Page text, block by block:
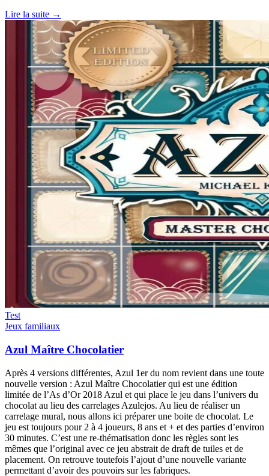
Lire la suite →
Test
Jeux familiaux
Azul Maître Chocolatier
Après 4 versions différentes, Azul 1er du nom revient dans une toute
nouvelle version : Azul Maître Chocolatier qui est une édition
limitée de l’As d’Or 2018 Azul et qui place le jeu dans l’univers du
chocolat au lieu des carrelages Azulejos. Au lieu de réaliser un
carrelage mural, nous allons ici préparer une boite de chocolat. Le
jeu est toujours pour 2 à 4 joueurs, 8 ans et + et des parties d’environ
30 minutes. C’est une re-thématisation donc les règles sont les
mêmes que l’original avec ce jeu abstrait de draft de tuiles et de
placement. On retrouve toutefois l’ajout d’une nouvelle variante
permettant d’avoir des pouvoirs sur les fabriques.